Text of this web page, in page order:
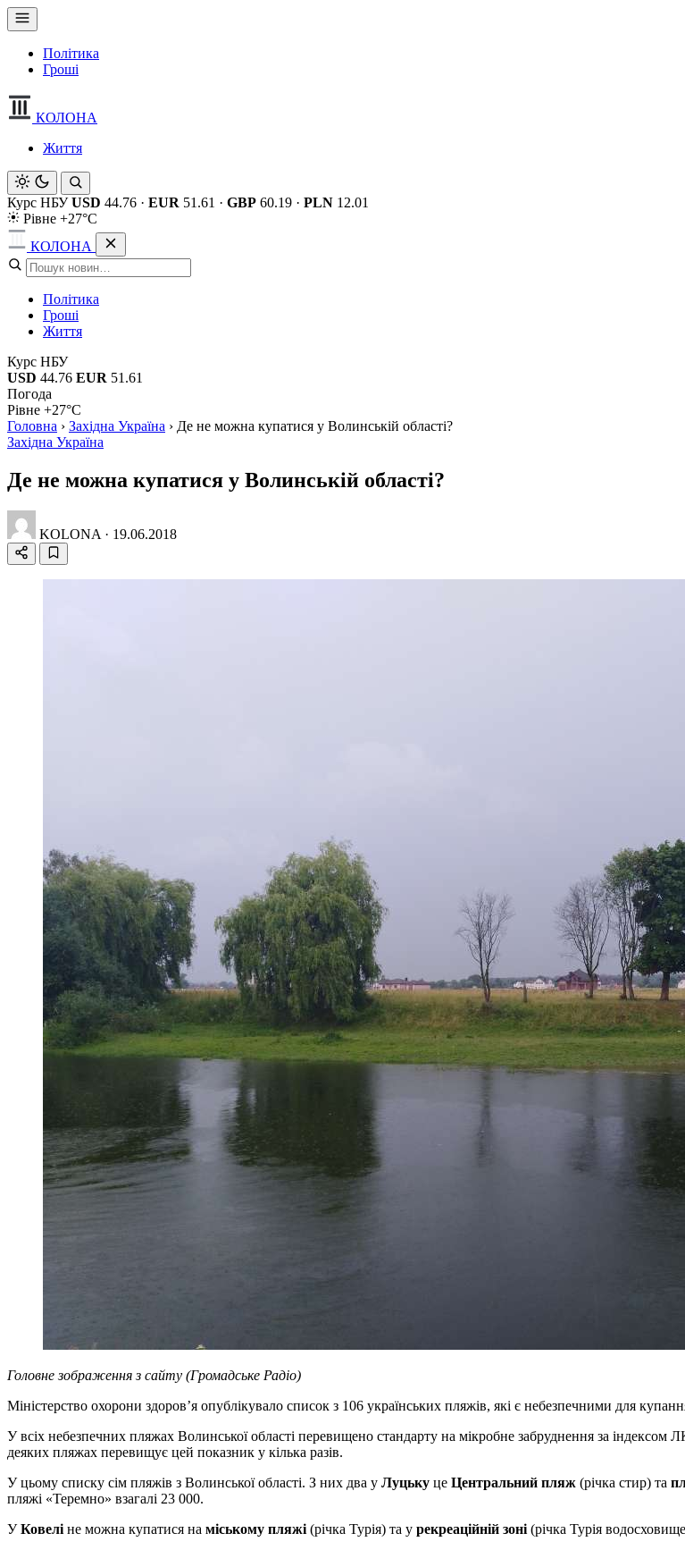
Політика
Гроші
КОЛОНА
Життя
Курс НБУ USD 44.76 · EUR 51.61 · GBP 60.19 · PLN 12.01
Рівне +27°C
КОЛОНА
Політика
Гроші
Життя
Курс НБУ
USD 44.76 EUR 51.61
Погода
Рівне +27°C
Головна › Західна Україна › Де не можна купатися у Волинській області?
Західна Україна
Де не можна купатися у Волинській області?
KOLONA · 19.06.2018
Головне зображення з сайту (Громадське Радіо)
Міністерство охорони здоров’я опублікувало список з 106 українських пляжів, які є небезпечними для
У всіх небезпечних пляжах Волинської області перевищено стандарту на мікробне забруднення за
деяких пляжах перевищує цей показник у кілька разів.
У цьому списку сім пляжів з Волинської області. З них два у Луцьку це Центральний пляж (річка стир) та
пляжі «Теремно» взагалі 23 000.
УКовелі не можна купатися на міському пляжі (річка Турія) та у рекреаційній зоні (річка Турія